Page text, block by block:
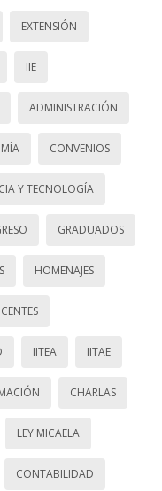
EXTENSIÓN
IIE
ADMINISTRACIÓN
CONVENIOS
Y TECNOLOGÍA
GRADUADOS
HOMENAJES
IITEA IITAE
CHARLAS
LEY MICAELA
CONTABILIDAD